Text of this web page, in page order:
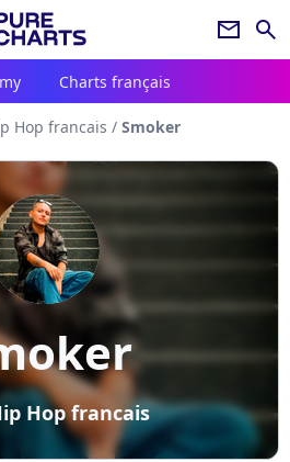
newsletter search
Charts français
Hop francais / Smoker
Hop francais